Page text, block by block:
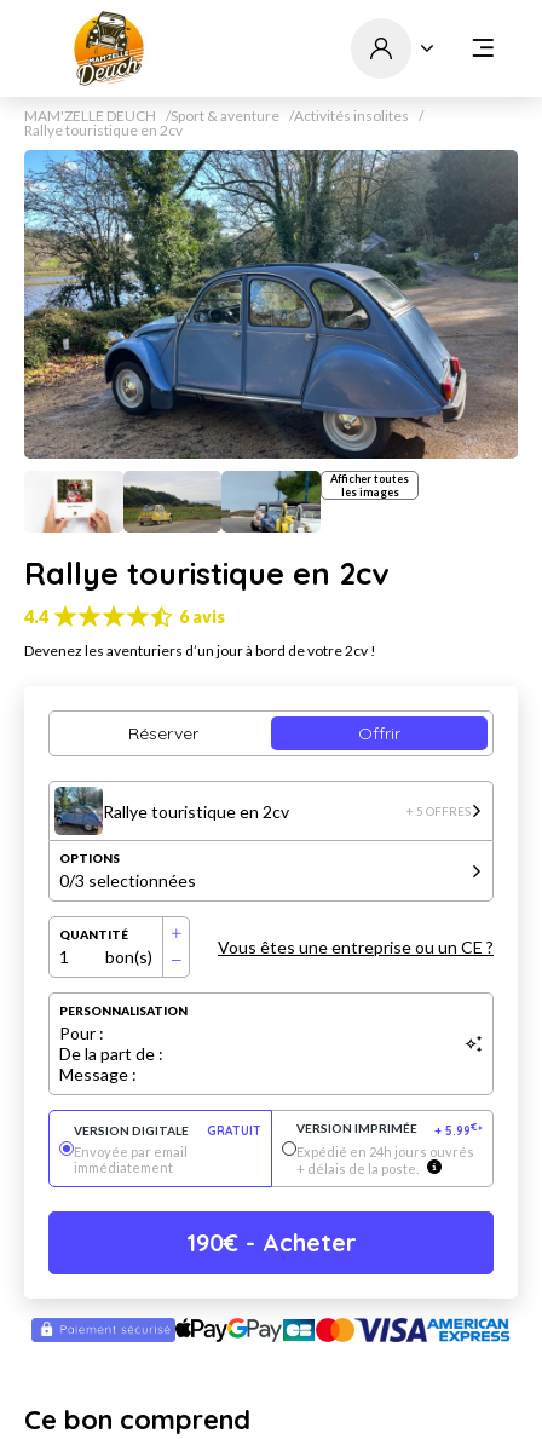
MAM'ZELLE DEUCH Sport & aventure
Activités insolites
Rallye touristique en 2cv
Afficher toutes
les images
Rallye touristique en 2cv
4.4 6 avis
Devenez les aventuriers d’un jour à bord de votre 2cv !
Réserver Offrir
Rallye touristique en 2cv + 5 OFFRES
OPTIONS
0/3 selectionnées
QUANTITÉ
1 bon(s) Vous êtes une entreprise ou un CE ?
PERSONNALISATION
Pour :
De la part de :
Message :
VERSION DIGITALE
GRATUIT
Envoyée par email
immédiatement
VERSION IMPRIMÉE + 5.99€*
Expédié en 24h jours ouvrés
+ délais de la poste.
190€- Acheter
Ce bon comprend